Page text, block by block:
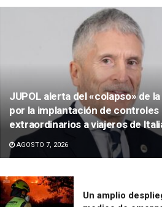
JUPOL alerta del «colapso» de
por la implantación de controles
extraordinarios a viajeros de
AGOSTO 7, 2026
Un amplio